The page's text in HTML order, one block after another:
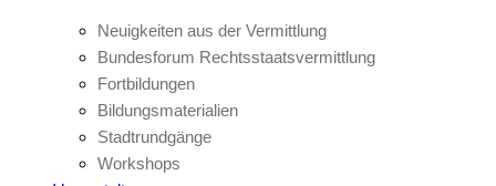
Neuigkeiten aus der Vermittlung
Bundesforum Rechtsstaatsvermittlung
Fortbildungen
Bildungsmaterialien
Stadtrundgänge
Workshops